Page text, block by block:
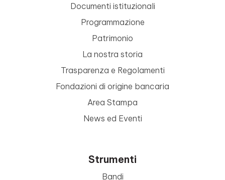
Documenti istituzionali
Programmazione
Patrimonio
La nostra storia
Trasparenza e Regolamenti
Fondazioni di origine bancaria
Area Stampa
News ed Eventi
Strumenti
Bandi